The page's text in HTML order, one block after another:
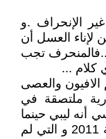
الإنحراف .و
لإناء العسل أن
تجب
كلام ...
الافيون والعصى
ملتصقة في
أنه ليبي حينما
دوخته الاحداث التي وقعت في ليبيا سنة 2011 و التي لم